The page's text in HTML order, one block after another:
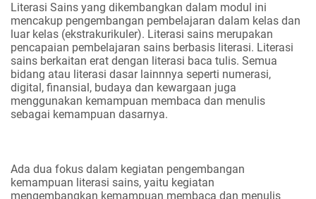
Literasi Sains yang dikembangkan dalam modul ini
mencakup pengembangan pembelajaran dalam kelas dan
luar kelas (ekstrakurikuler). Literasi sains merupakan
pencapaian pembelajaran sains berbasis literasi. Literasi
sains berkaitan erat dengan literasi baca tulis. Semua
bidang atau literasi dasar lainnnya seperti numerasi,
digital, finansial, budaya dan kewargaan juga
menggunakan kemampuan membaca dan menulis
sebagai kemampuan dasarnya.
Ada dua fokus dalam kegiatan pengembangan
kemampuan literasi sains, yaitu kegiatan
mengembangkan kemampuan membaca dan menulis